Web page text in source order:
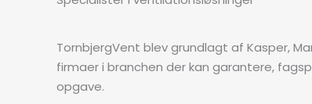
TornbjergVent blev grundlagt af Kasper,
firmaer i branchen der kan garantere,
opgave.